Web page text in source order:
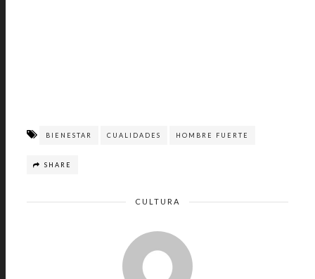
BIENESTAR CUALIDADES HOMBRE FUERTE
SHARE
CULTURA